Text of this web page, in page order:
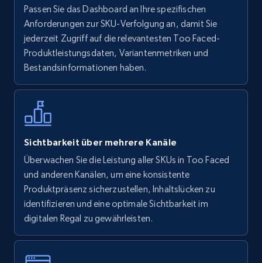
URL, Final price, Sku, Currency, Gtin,
Specifications, Image urls, Top reviews, and
more.
using specific category URL
URL, Final price, Sku, Currency, Gtin,
Specifications, Image urls, Top reviews, and
more.
5.6K+ 877+ Jetzt anfangen
Passen Sie das Dashboard an Ihre spezifischen
Anforderungen zur SKU-Verfolgung an, damit Sie
jederzeit Zugriff auf die relevantesten Too Faced-
Produktleistungsdaten, Variantenmetriken und
Bestandsinformationen haben.
Sichtbarkeit über mehrere Kanäle
Überwachen Sie die Leistung aller SKUs in Too Faced
und anderen Kanälen, um eine konsistente
Produktpräsenz sicherzustellen, Inhaltslücken zu
identifizieren und eine optimale Sichtbarkeit im
digitalen Regal zu gewährleisten.